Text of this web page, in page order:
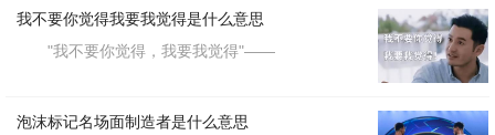
我不要你觉得我要我觉得是什么意思
"我不要你觉得，我要我觉得"——
泡沫标记名场面制造者是什么意思